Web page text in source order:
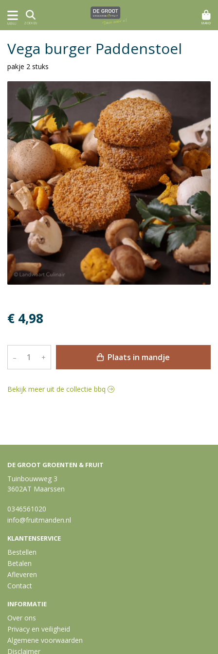
MENU ZOEKEN MAND
Vega burger Paddenstoel
pakje 2 stuks
€ 4,98
– + Plaats in mandje
Bekijk meer uit de collectie bbq
DE GROOT GROENTEN & FRUIT
Tuinbouwweg 3
3602AT Maarssen
0346561020
info@fruitmanden.nl
KLANTENSERVICE
Bestellen
Betalen
Afleveren
Contact
INFORMATIE
Over ons
Privacy en veiligheid
Algemene voorwaarden
Disclaimer